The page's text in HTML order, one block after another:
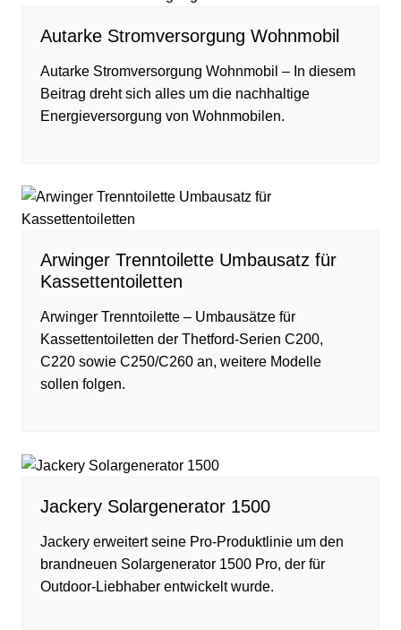
Autarke Stromversorgung Wohnmobil
Autarke Stromversorgung Wohnmobil – In diesem
Beitrag dreht sich alles um die nachhaltige
Energieversorgung von Wohnmobilen.
Arwinger Trenntoilette Umbausatz für
Kassettentoiletten
Arwinger Trenntoilette – Umbausätze für
Kassettentoiletten der Thetford-Serien C200,
C220 sowie C250/C260 an, weitere Modelle
sollen folgen.
Jackery Solargenerator 1500
Jackery erweitert seine Pro-Produktlinie um den
brandneuen Solargenerator 1500 Pro, der für
Outdoor-Liebhaber entwickelt wurde.